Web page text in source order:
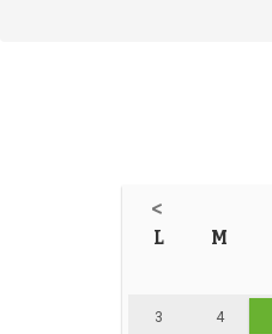
<
L M
3 4